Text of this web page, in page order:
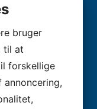
til problemet.
udluftning være
bruger
til at
forskellige
annoncering,